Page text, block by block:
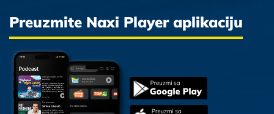
Preuzmite Naxi Player aplikaciju